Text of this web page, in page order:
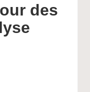
des